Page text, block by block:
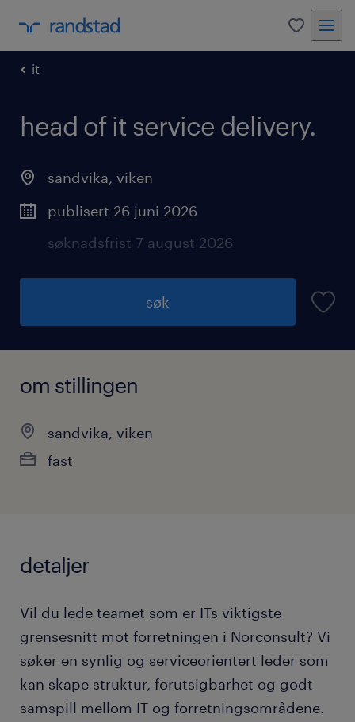
0
it
head of it service delivery.
sandvika, viken
publisert 26 juni 2026
søknadsfrist 7 august 2026
søk
om stillingen
sandvika, viken
fast
detaljer
Vil du lede teamet som er ITs viktigste
grensesnitt mot forretningen i Norconsult? Vi
søker en synlig og serviceorientert leder som
kan skape struktur, forutsigbarhet og godt
samspill mellom IT og forretningsområdene.